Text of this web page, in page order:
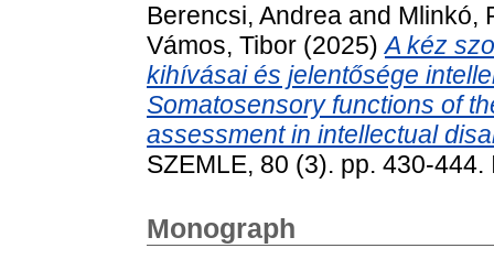
Berencsi, Andrea and Mlinkó,
Vámos, Tibor (2025)A kéz
kihívásai és jelentősége
Somatosensory functions of
assessment in intellectual
SZEMLE, 80 (3). pp. 430-
Monograph